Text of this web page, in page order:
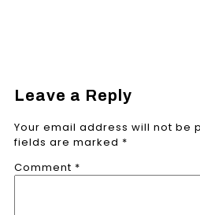
Leave a Reply
Your email address will not be
fields are marked *
Comment *